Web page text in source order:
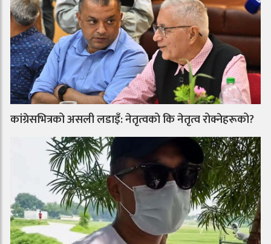
कांग्रेसभित्रको असली लडाइँ: नेतृत्वको कि नेतृत्व रोक्नेहरूको?